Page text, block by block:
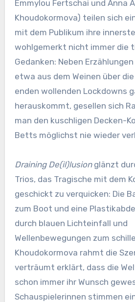
Emmylou Fertschai und Anna
Khoudokormova) teilen sich
mit dem Publikum ihre
wohlgemerkt nicht immer die
Gedanken: Neben
etwa aus dem Weinen über
enden wollenden Lockdowns
herauskommt, gesellen sich
man den kuschligen Decken-
Betts möglichst nie wieder
Draining De(il)lusionglänzt
Trios, das Tragische mit dem
geschickt zu verquicken: Die
zum Boot und eine
durch blauen Lichteinfall und
Wellenbewegungen zum
Khoudokormova rahmt die
verträumt erklärt, dass die
schon immer ihr Wunsch
Schauspielerinnen stimmen